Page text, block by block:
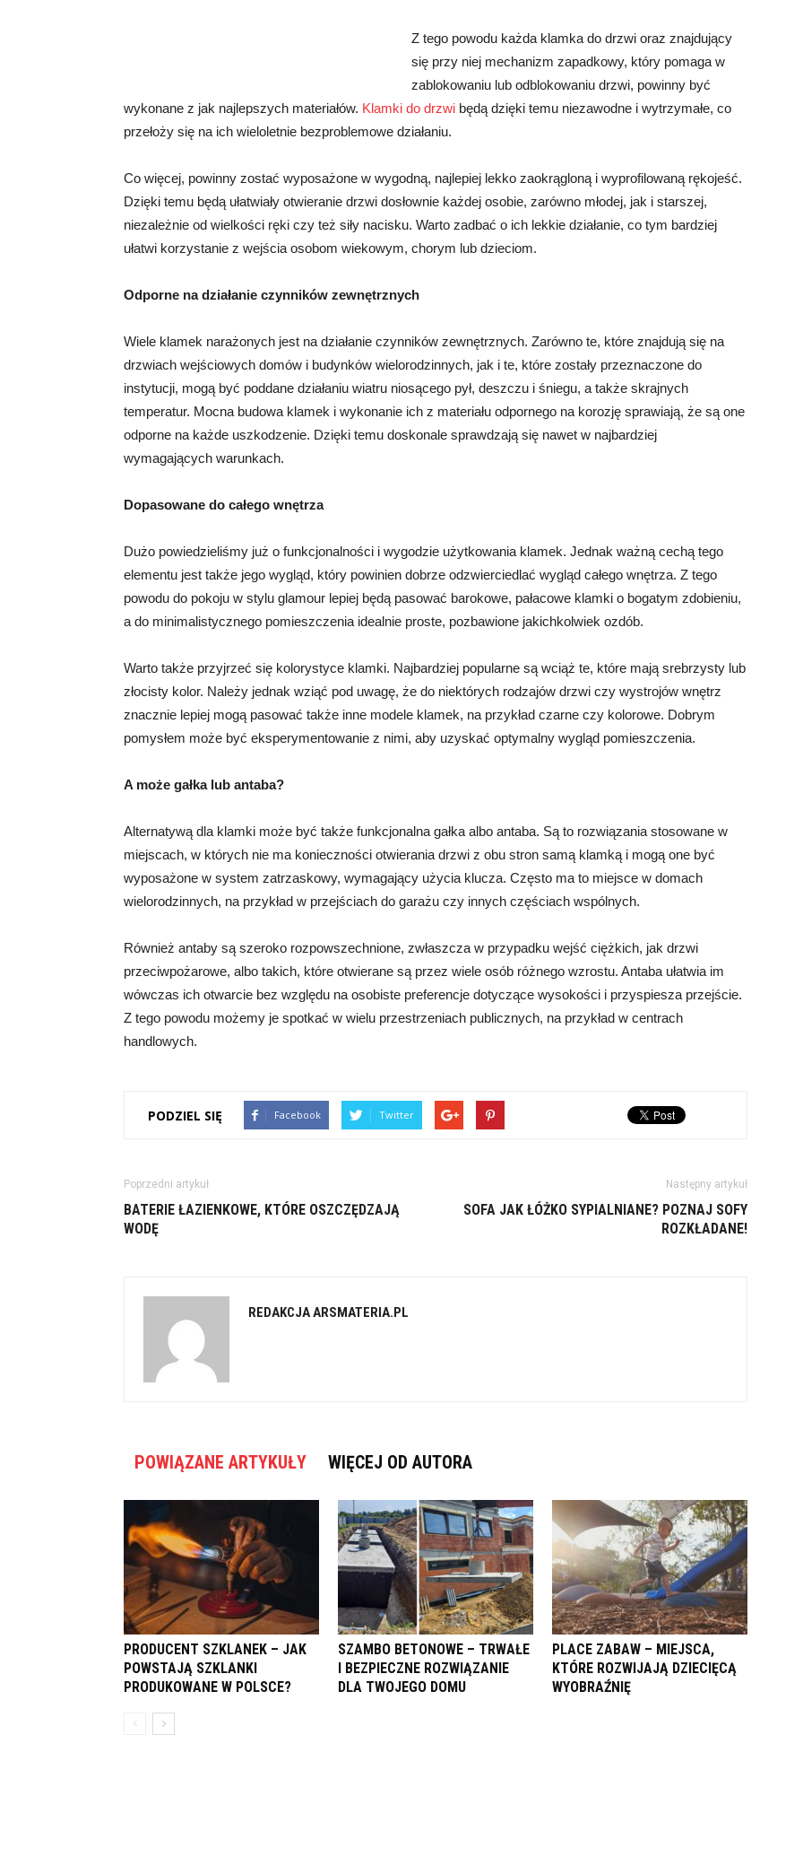
Z tego powodu każda klamka do drzwi oraz znajdujący
się przy niej mechanizm zapadkowy, który pomaga w
zablokowaniu lub odblokowaniu drzwi, powinny być
wykonane z jak najlepszych materiałów. Klamki do drzwi będą dzięki temu niezawodne i wytrzymałe, co
przełoży się na ich wieloletnie bezproblemowe działaniu.
Co więcej, powinny zostać wyposażone w wygodną, najlepiej lekko zaokrągloną i wyprofilowaną rękojeść.
Dzięki temu będą ułatwiały otwieranie drzwi dosłownie każdej osobie, zarówno młodej, jak i starszej,
niezależnie od wielkości ręki czy też siły nacisku. Warto zadbać o ich lekkie działanie, co tym bardziej
ułatwi korzystanie z wejścia osobom wiekowym, chorym lub dzieciom.
Odporne na działanie czynników zewnętrznych
Wiele klamek narażonych jest na działanie czynników zewnętrznych. Zarówno te, które znajdują się na
drzwiach wejściowych domów i budynków wielorodzinnych, jak i te, które zostały przeznaczone do
instytucji, mogą być poddane działaniu wiatru niosącego pył, deszczu i śniegu, a także skrajnych
temperatur. Mocna budowa klamek i wykonanie ich z materiału odpornego na korozję sprawiają, że są one
odporne na każde uszkodzenie. Dzięki temu doskonale sprawdzają się nawet w najbardziej
wymagających warunkach.
Dopasowane do całego wnętrza
Dużo powiedzieliśmy już o funkcjonalności i wygodzie użytkowania klamek. Jednak ważną cechą tego
elementu jest także jego wygląd, który powinien dobrze odzwierciedlać wygląd całego wnętrza. Z tego
powodu do pokoju w stylu glamour lepiej będą pasować barokowe, pałacowe klamki o bogatym zdobieniu,
a do minimalistycznego pomieszczenia idealnie proste, pozbawione jakichkolwiek ozdób.
Warto także przyjrzeć się kolorystyce klamki. Najbardziej popularne są wciąż te, które mają srebrzysty lub
złocisty kolor. Należy jednak wziąć pod uwagę, że do niektórych rodzajów drzwi czy wystrojów wnętrz
znacznie lepiej mogą pasować także inne modele klamek, na przykład czarne czy kolorowe. Dobrym
pomysłem może być eksperymentowanie z nimi, aby uzyskać optymalny wygląd pomieszczenia.
A może gałka lub antaba?
Alternatywą dla klamki może być także funkcjonalna gałka albo antaba. Są to rozwiązania stosowane w
miejscach, w których nie ma konieczności otwierania drzwi z obu stron samą klamką i mogą one być
wyposażone w system zatrzaskowy, wymagający użycia klucza. Często ma to miejsce w domach
wielorodzinnych, na przykład w przejściach do garażu czy innych częściach wspólnych.
Również antaby są szeroko rozpowszechnione, zwłaszcza w przypadku wejść ciężkich, jak drzwi
przeciwpożarowe, albo takich, które otwierane są przez wiele osób różnego wzrostu. Antaba ułatwia im
wówczas ich otwarcie bez względu na osobiste preferencje dotyczące wysokości i przyspiesza przejście.
Z tego powodu możemy je spotkać w wielu przestrzeniach publicznych, na przykład w centrach
handlowych.
PODZIEL SIĘ Facebook Twitter
Poprzedni artykuł
BATERIE ŁAZIENKOWE, KTÓRE OSZCZĘDZAJĄ
WODĘ
Następny artykuł
SOFA JAK ŁÓŻKO SYPIALNIANE? POZNAJ SOFY
ROZKŁADANE!
REDAKCJA ARSMATERIA.PL
POWIĄZANE ARTYKUŁY WIĘCEJ OD AUTORA
PRODUCENT SZKLANEK – JAK
POWSTAJĄ SZKLANKI
PRODUKOWANE W POLSCE?
SZAMBO BETONOWE – TRWAŁE
I BEZPIECZNE ROZWIĄZANIE
DLA TWOJEGO DOMU
PLACE ZABAW – MIEJSCA,
KTÓRE ROZWIJAJĄ DZIECIĘCĄ
WYOBRAŹNIĘ